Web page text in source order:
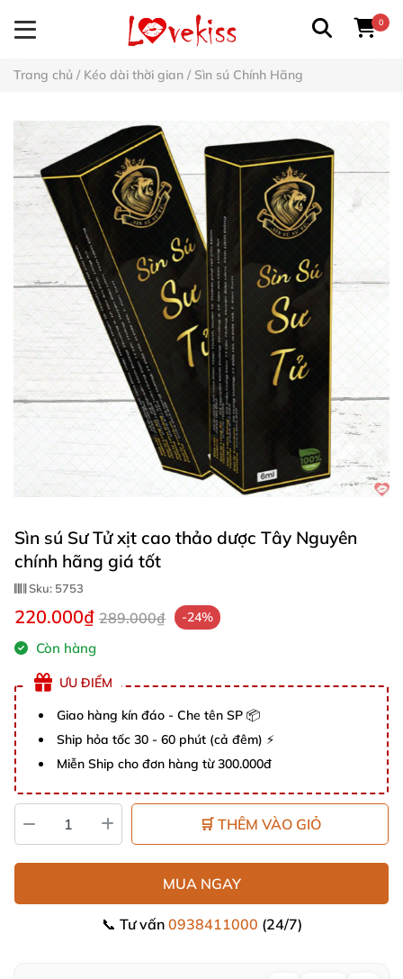
0
Trang chủ / Kéo dài thời gian / Sìn sú Chính Hãng
Sìn sú Sư Tử xịt cao thảo dược Tây Nguyên
chính hãng giá tốt
Sku: 5753
220.000₫ 289.000₫ -24%
Còn hàng
ƯU ĐIỂM
Giao hàng kín đáo - Che tên SP 📦
Ship hỏa tốc 30 - 60 phút (cả đêm) ⚡
Miễn Ship cho đơn hàng từ 300.000đ
🛒 THÊM VÀO GIỎ
MUA NGAY
📞 Tư vấn 0938411000 (24/7)